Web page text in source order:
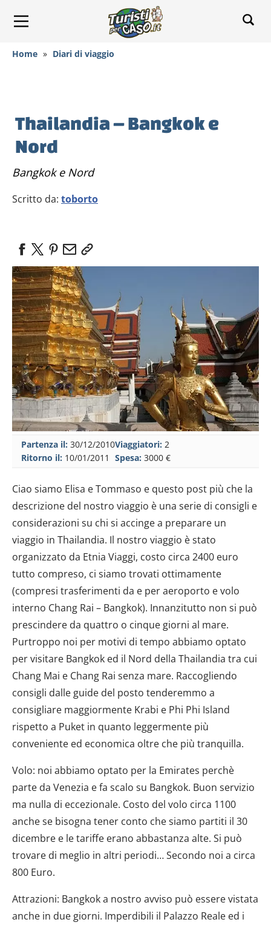
Home » Diari di viaggio
Thailandia – Bangkok e
Nord
Bangkok e Nord
Scritto da: toborto
Partenza il: 30/12/2010
Ritorno il: 10/01/2011
Viaggiatori: 2
Spesa: 3000 €
Ciao siamo Elisa e Tommaso e questo post più che la
descrizione del nostro viaggio è una serie di consigli e
considerazioni su chi si accinge a preparare un
viaggio in Thailandia. Il nostro viaggio è stato
organizzato da Etnia Viaggi, costo circa 2400 euro
tutto compreso, ci siamo trovati ottimamente
(compresi trasferimenti da e per aeroporto e volo
interno Chang Rai – Bangkok). Innanzitutto non si può
prescindere da quattro o cinque giorni al mare.
Purtroppo noi per motivi di tempo abbiamo optato
per visitare Bangkok ed il Nord della Thailandia tra cui
Chang Mai e Chang Rai senza mare. Raccogliendo
consigli dalle guide del posto tenderemmo a
consigliare maggiormente Krabi e Phi Phi Island
rispetto a Puket in quanto leggermente più
conveniente ed economica oltre che più tranquilla.
Volo: noi abbiamo optato per la Emirates perchè
parte da Venezia e fa scalo su Bangkok. Buon servizio
ma nulla di eccezionale. Costo del volo circa 1100
anche se bisogna tener conto che siamo partiti il 30
dicembre e le tariffe erano abbastanza alte. Si può
trovare di meglio in altri periodi… Secondo noi a circa
800 Euro.
Attrazioni: Bangkok a nostro avviso può essere vistata
anche in due giorni. Imperdibili il Palazzo Reale ed i